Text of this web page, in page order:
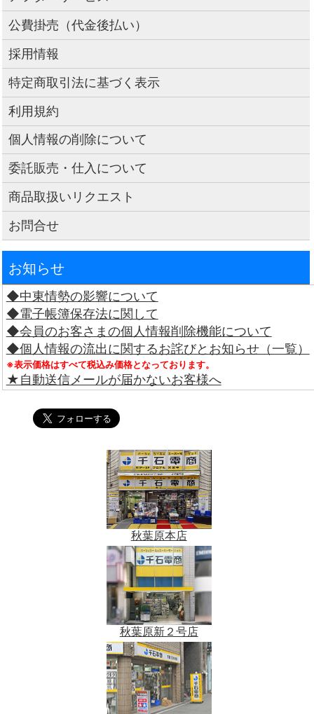
公費掛売（代金後払い）
採用情報
特定商取引法に基づく表示
利用規約
個人情報の削除について
委託販売・仕入について
商品取扱いリクエスト
お問合せ
お知らせ
◆中東情勢の影響について
◆電子帳簿保存法に関して
◆会員のお客さまの個人情報削除機能について
◆個人情報の流出に関するお詫びとお知らせ（一覧）
※表示価格はすべて税込み価格となっております。
★自動送信メールが届かないお客様へ
秋葉原本店
秋葉原新２号店